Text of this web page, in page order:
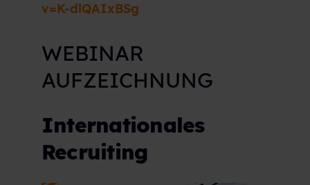
v=K-dlQAIxBSg
WEBINAR
AUFZEICHNUNG
Internationales
Recruiting